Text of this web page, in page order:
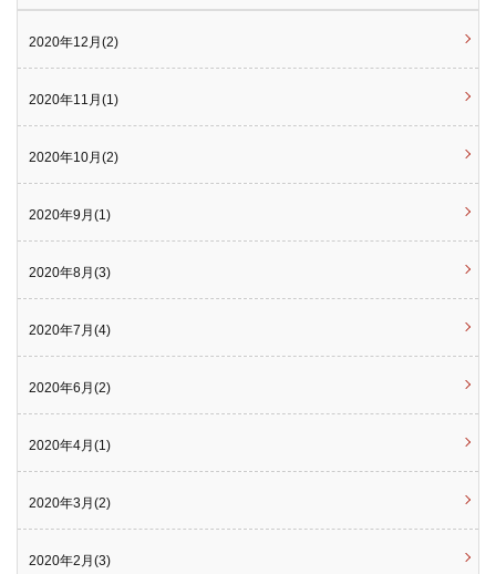
2020年12月(2)
2020年11月(1)
2020年10月(2)
2020年9月(1)
2020年8月(3)
2020年7月(4)
2020年6月(2)
2020年4月(1)
2020年3月(2)
2020年2月(3)